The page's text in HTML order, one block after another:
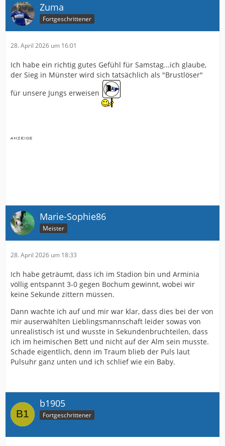
Zuma
Fortgeschrittener
28. April 2026 um 16:01
Ich habe ein richtig gutes Gefühl für Samstag...ich glaube,
der Sieg in Münster wird sich tatsächlich als "Brustlöser"
für unsere Jungs erweisen
Marie-Sophie86
Meister
28. April 2026 um 18:33
Ich habe geträumt, dass ich im Stadion bin und Arminia
völlig entspannt 3-0 gegen Bochum gewinnt, wobei wir
keine Sekunde zittern müssen.
Dann wachte ich auf und mir war klar, dass dies bei der von
mir auserwählten Lieblingsmannschaft leider sowas von
unrealistisch ist und wusste in Sekundenbruchteilen, dass
ich im heimischen Bett und nicht auf der Alm sein musste.
Schade eigentlich, denn im Traum blieb der Puls laut
Pulsuhr ganz unten und ich schlief wie ein Baby.
b1905
Fortgeschrittener